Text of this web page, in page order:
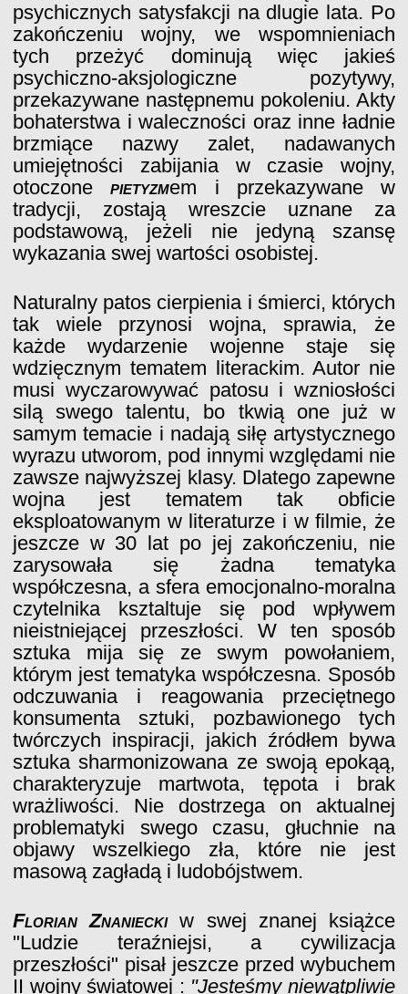
psychicznych satysfakcji na dlugie lata. Po
zakończeniu wojny, we wspomnieniach
tych przeżyć dominują więc jakieś
psychiczno-aksjologiczne pozytywy,
przekazywane następnemu pokoleniu. Akty
bohaterstwa i waleczności oraz inne ładnie
brzmiące nazwy zalet, nadawanych
umiejętności zabijania w czasie wojny,
otoczonepietyzmem i przekazywane w
tradycji, zostają wreszcie uznane za
podstawową, jeżeli nie jedyną szansę
wykazania swej wartości osobistej.
Naturalny patos cierpienia i śmierci, których
tak wiele przynosi wojna, sprawia, że
każde wydarzenie wojenne staje się
wdzięcznym tematem literackim. Autor nie
musi wyczarowywać patosu i wzniosłości
silą swego talentu, bo tkwią one już w
samym temacie i nadają siłę artystycznego
wyrazu utworom, pod innymi względami nie
zawsze najwyższej klasy. Dlatego zapewne
wojna jest tematem tak obficie
eksploatowanym w literaturze i w filmie, że
jeszcze w 30 lat po jej zakończeniu, nie
zarysowała się żadna tematyka
współczesna, a sfera emocjonalno-moralna
czytelnika ksztaltuje się pod wpływem
nieistniejącej przeszłości. W ten sposób
sztuka mija się ze swym powołaniem,
którym jest tematyka współczesna. Sposób
odczuwania i reagowania przeciętnego
konsumenta sztuki, pozbawionego tych
twórczych inspiracji, jakich źródłem bywa
sztuka sharmonizowana ze swoją epokąą,
charakteryzuje martwota, tępota i brak
wrażliwości. Nie dostrzega on aktualnej
problematyki swego czasu, głuchnie na
objawy wszelkiego zła, które nie jest
masową zagładą i ludobójstwem.
Florian Znanieckiw swej znanej książce
"Ludzie teraźniejsi, a cywilizacja
przeszłości" pisał jeszcze przed wybuchem
II wojny światowej : "Jesteśmy niewątpliwie